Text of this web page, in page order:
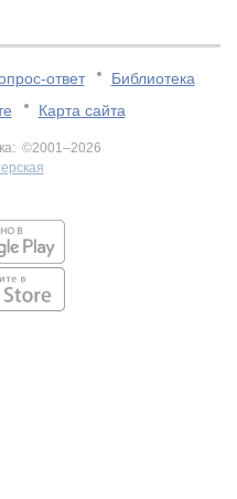
ответ
Библиотека
Карта сайта
©2001–2026